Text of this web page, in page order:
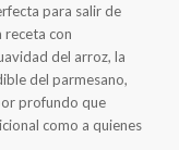
para salir de
receta con
del arroz, la
del parmesano,
profundo que
como a quienes